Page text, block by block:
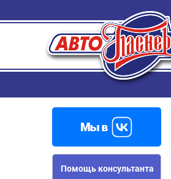
Помощь консультанта